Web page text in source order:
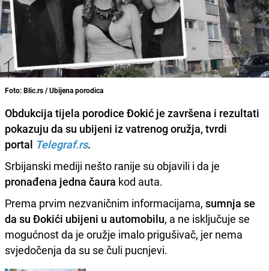
Foto: Blic.rs / Ubijena porodica
Obdukcija tijela porodice Đokić je završena i rezultati
pokazuju da su ubijeni iz vatrenog oružja, tvrdi
portal Telegraf.rs.
Srbijanski mediji nešto ranije su objavili i da je
pronađena jedna čaura kod auta.
Prema prvim nezvaničnim informacijama, sumnja se
da su Đokići ubijeni u automobilu, a ne isključuje se
mogućnost da je oružje imalo prigušivač, jer nema
svjedočenja da su se čuli pucnjevi.